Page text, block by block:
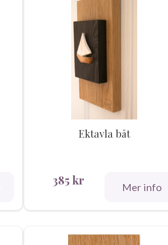
Ektavla båt
385kr Mer info